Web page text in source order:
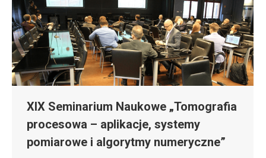
XIX Seminarium Naukowe „Tomografia
procesowa – aplikacje, systemy
pomiarowe i algorytmy numeryczne”